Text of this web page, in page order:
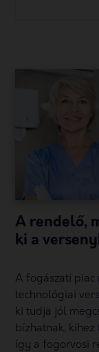
A rendelő,
ki a
A fogászati piac
technológiai
ki tudja jól
bízhatnak, kihez
így a fogorvosi